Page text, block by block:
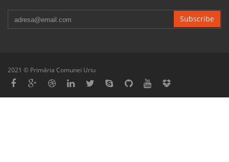
Subscribe
2021 © Primăria Comunei Uriu